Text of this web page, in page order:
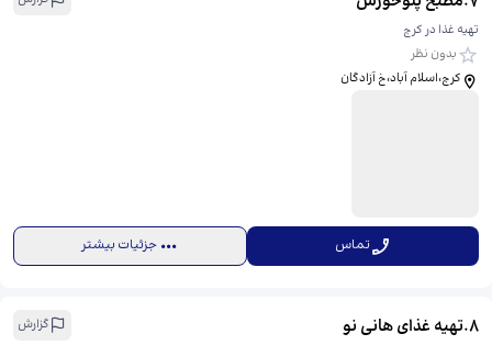
تهیه غذا در کرج
بدون نظر
کرج،اسلام آباد،خ آزادگان
تماس جزئیات بیشتر
8
.تهیه غذای هانی نو
گزارش